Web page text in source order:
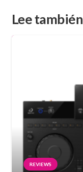
Lee también
REVIEWS